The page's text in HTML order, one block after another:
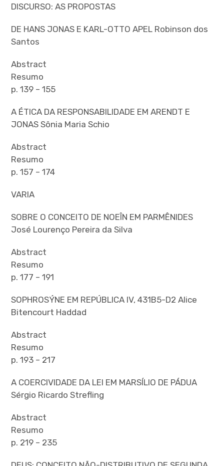
DISCURSO: AS PROPOSTAS
DE HANS JONAS E KARL-OTTO APEL Robinson dos
Santos
Abstract
Resumo
p. 139 – 155
A ÉTICA DA RESPONSABILIDADE EM ARENDT E
JONAS Sônia Maria Schio
Abstract
Resumo
p. 157 – 174
VARIA
SOBRE O CONCEITO DE NOEÎN EM PARMÊNIDES
José Lourenço Pereira da Silva
Abstract
Resumo
p. 177 – 191
SOPHROSÝNE EM REPÚBLICA IV, 431B5-D2 Alice
Bitencourt Haddad
Abstract
Resumo
p. 193 – 217
A COERCIVIDADE DA LEI EM MARSÍLIO DE PÁDUA
Sérgio Ricardo Strefling
Abstract
Resumo
p. 219 – 235